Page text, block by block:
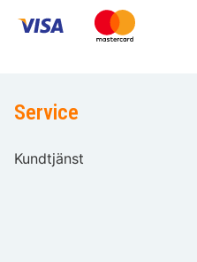
Service
Kundtjänst